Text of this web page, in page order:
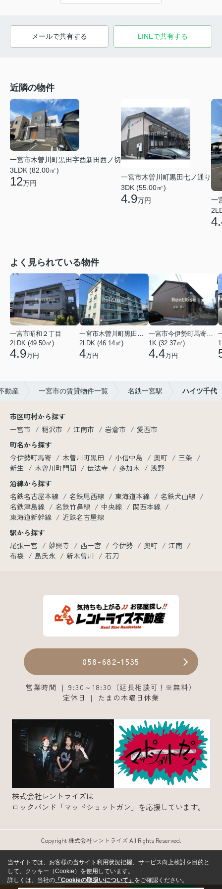
メールで共有する LINEで共有する
近隣の物件
一宮市木曽川町黒田字酉新田西ノ切
3LDK (82.00㎡)
12万円
一宮市木曽川町黒田七ノ通り
3DK (55.00㎡)
4.9万円
一
よく見られている物件
一宮市昭和２丁目
2LDK (49.50㎡)
4.9万円
一宮市木曽川町黒田五ノ通り
2LDK (46.14㎡)
4万円
一宮市今伊勢町馬寄字福塚前
1K (32.37㎡)
4.4万円
動産 一宮市の賃貸物件一覧 名鉄一宮駅 ハイツ千代
市区町村から探す
一宮市
稲沢市 江南市 岩倉市
愛西市
町名から探す
今伊勢町馬寄
木曽川町黒田 小信中島 奥町
三条
新生
木曽川町門間 伝法寺 多加木
浅野
沿線から探す
名鉄名古屋本線
名鉄尾西線 東海道本線
名鉄犬山線
名鉄津島線
名鉄竹鼻線 中央線
関西本線
東海道新幹線
近鉄名古屋線
駅から探す
尾張一宮
妙興寺 西一宮 今伊勢 奥町
江南
布袋
島氏永 新木曽川 石刀
058-682-1535
営業時間 ❘ 9:30～18:30（延長相談可！※無料）
定休日 ❘ たまの木曜日休業
株式会社レントライズは
ロックバンド「マッドショットガン」を応援しています。
Copyright 株式会社レントライズ All Rights Reserved.
当サイトでは、お客様の当サイト利用状況把握、サービス向上検討を目的と
して、クッキー（Cookie）を使用しています。
詳しくは、当社の 「Cookieの取扱いについて」 をご確認ください。